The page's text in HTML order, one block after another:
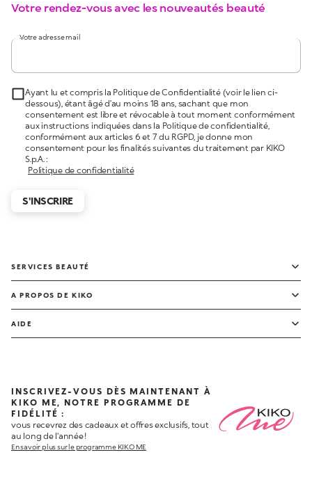
Votre rendez-vous avec les nouveautés beauté
Votre adresse mail
Ayant lu et compris la Politique de Confidentialité (voir le lien ci-
dessous), étant âgé d’au moins 18 ans, sachant que mon
consentement est libre et révocable à tout moment conformément
aux instructions indiquées dans la Politique de confidentialité,
conformément aux articles 6 et 7 du RGPD, je donne mon
consentement pour les finalités suivantes du traitement par KIKO
S.p.A. :
Politique de confidentialité
S'INSCRIRE
SERVICES BEAUTÉ
A PROPOS DE KIKO
AIDE
INSCRIVEZ-VOUS DÈS MAINTENANT À
KIKO ME, NOTRE PROGRAMME DE
FIDÉLITÉ :
vous recevrez des cadeaux et offres exclusifs, tout
au long de l'année !
En savoir plus sur le programme KIKO ME